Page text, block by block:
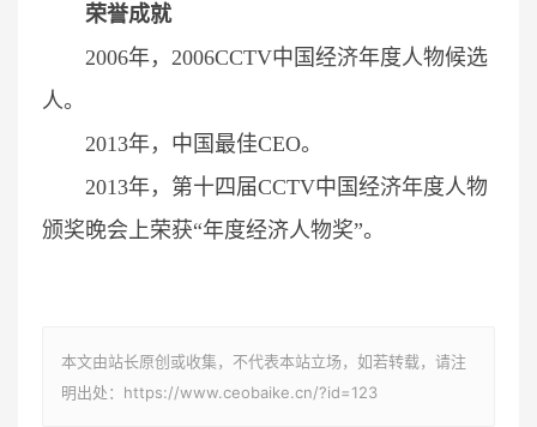
荣誉成就
2006年，2006CCTV中国经济年度人物候选
人。
2013年，中国最佳CEO。
2013年，第十四届CCTV中国经济年度人物
颁奖晚会上荣获“年度经济人物奖”。
本文由站长原创或收集，不代表本站立场，如若转载，请注
明出处：https://www.ceobaike.cn/?id=123